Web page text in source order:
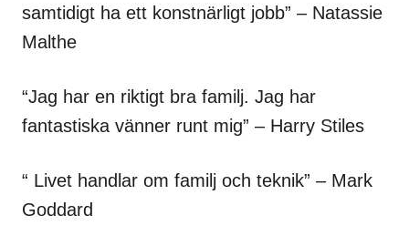
samtidigt ha ett konstnärligt jobb” – Natassie
Malthe
“Jag har en riktigt bra familj. Jag har
fantastiska vänner runt mig” – Harry Stiles
“ Livet handlar om familj och teknik” – Mark
Goddard